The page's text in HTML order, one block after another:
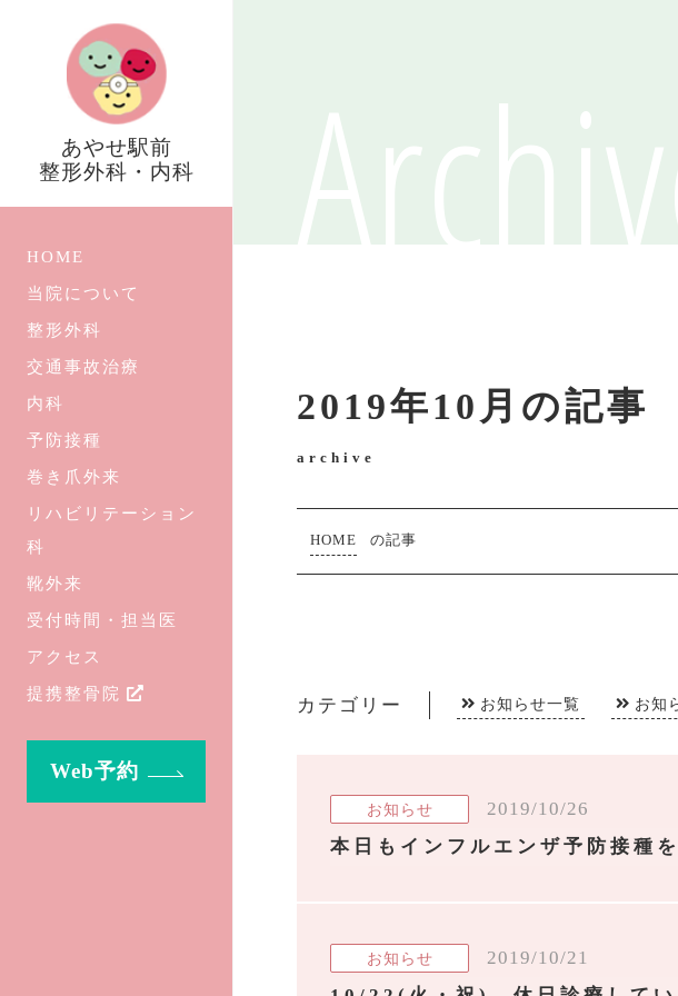
あやせ駅前
整形外科・内科
HOME
当院について
整形外科
交通事故治療
内科
予防接種
巻き爪外来
リハビリテーション
科
靴外来
受付時間・担当医
アクセス
提携整骨院
Web予約
2019年10月の記事
archive
HOME の記事
カテゴリー お知らせ一覧 お知
お知らせ
2019/10/26
本日もインフルエンザ予防接種
お知らせ
2019/10/21